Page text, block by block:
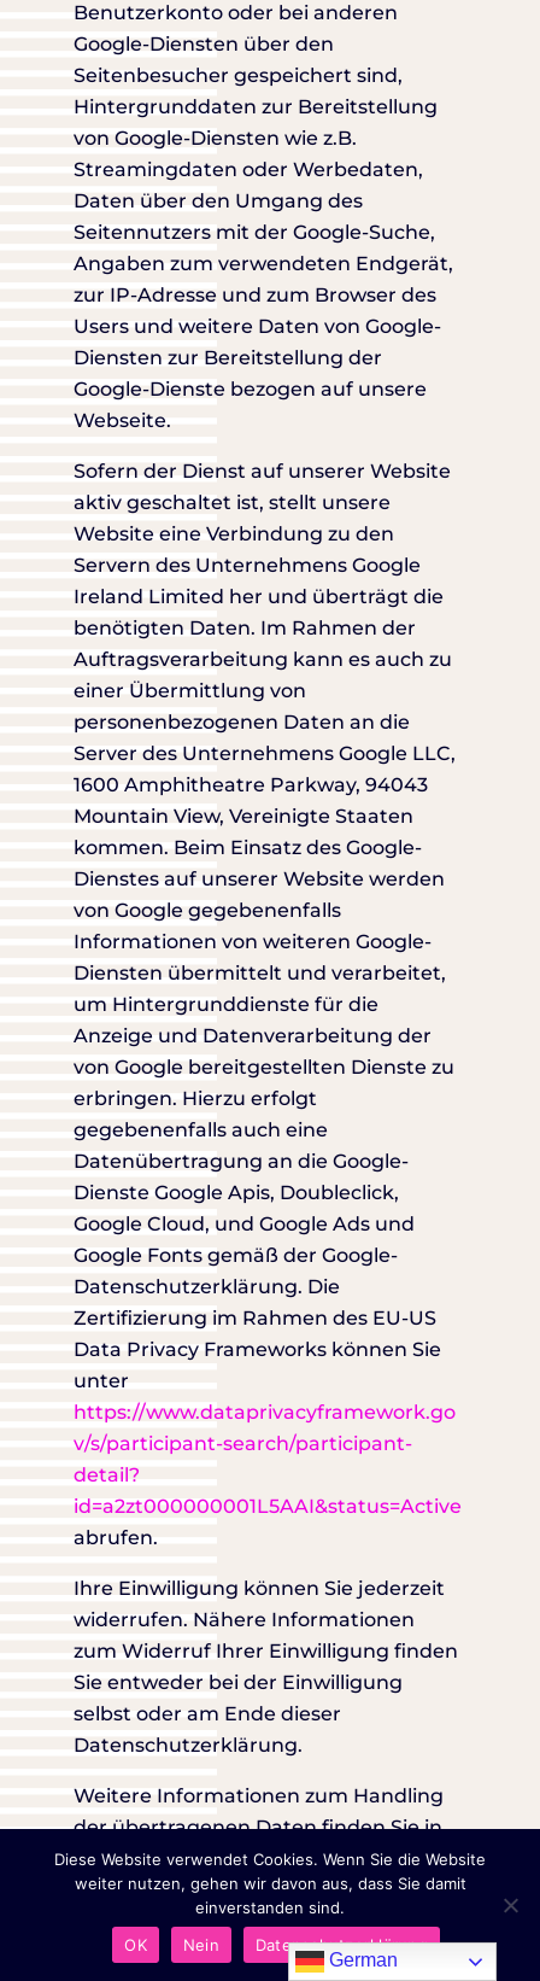
Benutzerkonto oder bei anderen
Google-Diensten über den
Seitenbesucher gespeichert sind,
Hintergrunddaten zur Bereitstellung
von Google-Diensten wie z.B.
Streamingdaten oder Werbedaten,
Daten über den Umgang des
Seitennutzers mit der Google-Suche,
Angaben zum verwendeten Endgerät,
zur IP-Adresse und zum Browser des
Users und weitere Daten von Google-
Diensten zur Bereitstellung der
Google-Dienste bezogen auf unsere
Webseite.
Sofern der Dienst auf unserer Website
aktiv geschaltet ist, stellt unsere
Website eine Verbindung zu den
Servern des Unternehmens Google
Ireland Limited her und überträgt die
benötigten Daten. Im Rahmen der
Auftragsverarbeitung kann es auch zu
einer Übermittlung von
personenbezogenen Daten an die
Server des Unternehmens Google LLC,
1600 Amphitheatre Parkway, 94043
Mountain View, Vereinigte Staaten
kommen. Beim Einsatz des Google-
Dienstes auf unserer Website werden
von Google gegebenenfalls
Informationen von weiteren Google-
Diensten übermittelt und verarbeitet,
um Hintergrunddienste für die
Anzeige und Datenverarbeitung der
von Google bereitgestellten Dienste zu
erbringen. Hierzu erfolgt
gegebenenfalls auch eine
Datenübertragung an die Google-
Dienste Google Apis, Doubleclick,
Google Cloud, und Google Ads und
Google Fonts gemäß der Google-
Datenschutzerklärung. Die
Zertifizierung im Rahmen des EU-US
Data Privacy Frameworks können Sie
unter
https://www.dataprivacyframework.go
v/s/participant-search/participant-
detail?
id=a2zt000000001L5AAI&status=Active
abrufen.
Ihre Einwilligung können Sie jederzeit
widerrufen. Nähere Informationen
zum Widerruf Ihrer Einwilligung finden
Sie entweder bei der Einwilligung
selbst oder am Ende dieser
Datenschutzerklärung.
Weitere Informationen zum Handling
der übertragenen Daten finden Sie in
der Datenschutzerklärung des
Anbieters unter
https://policies.google.com/privacy.
Der Anbieter bietet unter
German
Diese Website verwendet Cookies. Wenn Sie die Website
weiter nutzen, gehen wir davon aus, dass Sie damit
einverstanden sind.
OK
Nein Datenschutzerklärung